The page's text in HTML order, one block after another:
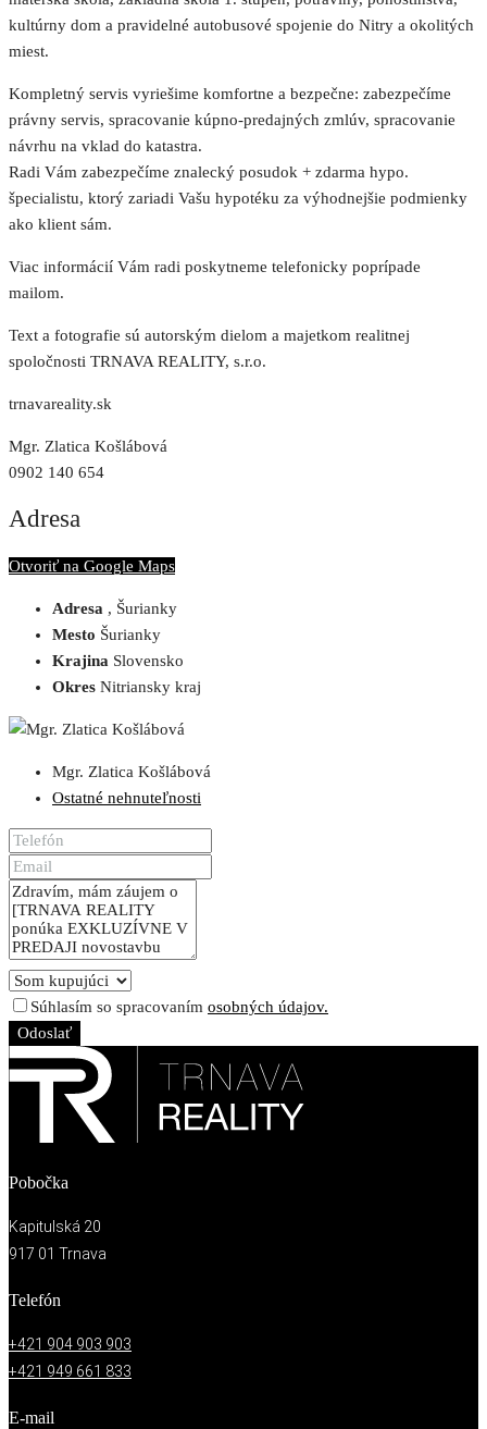
kultúrny dom a pravidelné autobusové spojenie do Nitry a okolitých
miest.
Kompletný servis vyriešime komfortne a bezpečne: zabezpečíme
právny servis, spracovanie kúpno-predajných zmlúv, spracovanie
návrhu na vklad do katastra.
Radi Vám zabezpečíme znalecký posudok + zdarma hypo.
špecialistu, ktorý zariadi Vašu hypotéku za výhodnejšie podmienky
ako klient sám.
Viac informácií Vám radi poskytneme telefonicky poprípade
mailom.
Text a fotografie sú autorským dielom a majetkom realitnej
spoločnosti TRNAVA REALITY, s.r.o.
trnavareality.sk
Mgr. Zlatica Košlábová
0902 140 654
Adresa
Otvoriť na Google Maps
Adresa , Šurianky
Mesto Šurianky
Krajina Slovensko
Okres Nitriansky kraj
Mgr. Zlatica Košlábová
Ostatné nehnuteľnosti
Súhlasím so spracovaním osobných údajov.
Odoslať
Pobočka
Kapitulská 20
917 01 Trnava
Telefón
+421 904 903 903
+421 949 661 833
E-mail